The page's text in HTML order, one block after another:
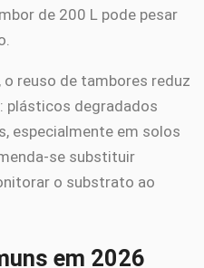
de 200 L pode pesar
reuso de tambores reduz
plásticos degradados
especialmente em solos
se substituir
o substrato ao
em 2026